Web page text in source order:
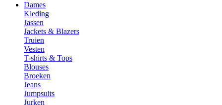
Dames
Kleding
Jassen
Jackets & Blazers
Truien
Vesten
T-shirts & Tops
Blouses
Broeken
Jeans
Jumpsuits
Jurken